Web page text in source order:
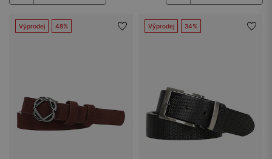
Výprodej 48% Výprodej 34%